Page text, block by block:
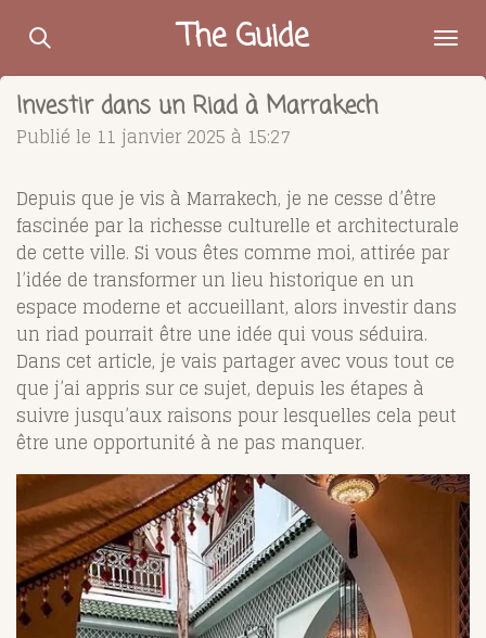
Passer
contenu
principal
The Guide
Investir dans un Riad à Marrakech
Publié le 11 janvier 2025 à 15:27
Depuis que je vis à Marrakech, je ne cesse d’être
fascinée par la richesse culturelle et architecturale
de cette ville. Si vous êtes comme moi, attirée par
l’idée de transformer un lieu historique en un
espace moderne et accueillant, alors investir dans
un riad pourrait être une idée qui vous séduira.
Dans cet article, je vais partager avec vous tout ce
que j’ai appris sur ce sujet, depuis les étapes à
suivre jusqu’aux raisons pour lesquelles cela peut
être une opportunité à ne pas manquer.